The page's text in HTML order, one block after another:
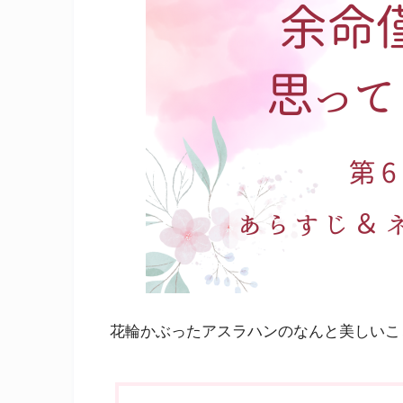
花輪かぶったアスラハンのなんと美しい